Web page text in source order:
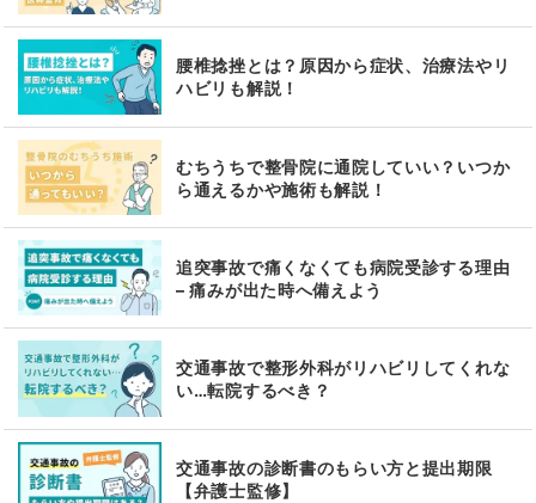
腰椎捻挫とは？原因から症状、治療法やリ
ハビリも解説！
むちうちで整骨院に通院していい？いつか
ら通えるかや施術も解説！
追突事故で痛くなくても病院受診する理由
– 痛みが出た時へ備えよう
交通事故で整形外科がリハビリしてくれな
い…転院するべき？
交通事故の診断書のもらい方と提出期限
【弁護士監修】